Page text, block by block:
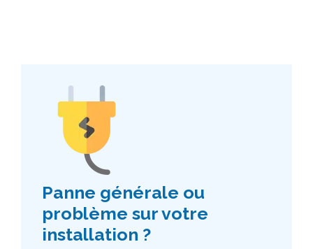
Panne générale ou
problème sur votre
installation ?